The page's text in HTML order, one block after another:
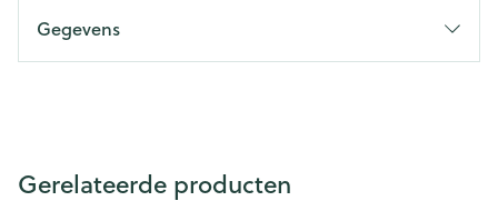
Gegevens
Gerelateerde producten